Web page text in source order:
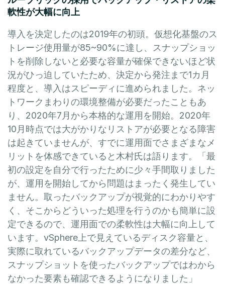
軟性が大幅に向上
導入を決定したのは2019年の初頭。仮想化基盤のス
トレージ使用量が85~90%に達し、スナップショッ
トを削除しないと必要な容量が確保できないほど状
況がひっ迫していたため、決定から発注まで1カ月
程度と、導入はスピーディに進められました。ネッ
トワークまわりの環境整備が必要だったこともあ
り、2020年7月から本格的な運用を開始。2020年
10月時点では大がかりなリストアが必要となる障害
は起きていませんが、すでに運用面でさまざまなメ
リットを体感できていると木村氏は語ります。「最
初の設定を自分で行ったために少々手間取りました
が、運用を開始してから問題はまったく発生してい
ません。取ったバックアップが視覚的にわかりやす
く、そこからどういった処理を行うのかも簡単に設
定できるので、運用面での柔軟性は大幅に向上して
います。vSphere上で見えているディスク容量と、
実際に取れているバックアップデータの差分など、
スナップショットを使ったバックアップではわから
なかった要素も確認できるようになりました」